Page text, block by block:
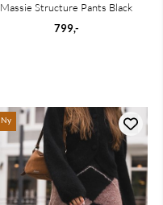
Massie Structure Pants Black
799,-
Ny